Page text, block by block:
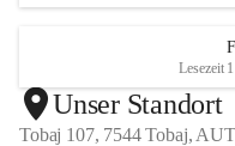
Lesezeit
Unser Standort
Tobaj 107, 7544 Tobaj, AUT